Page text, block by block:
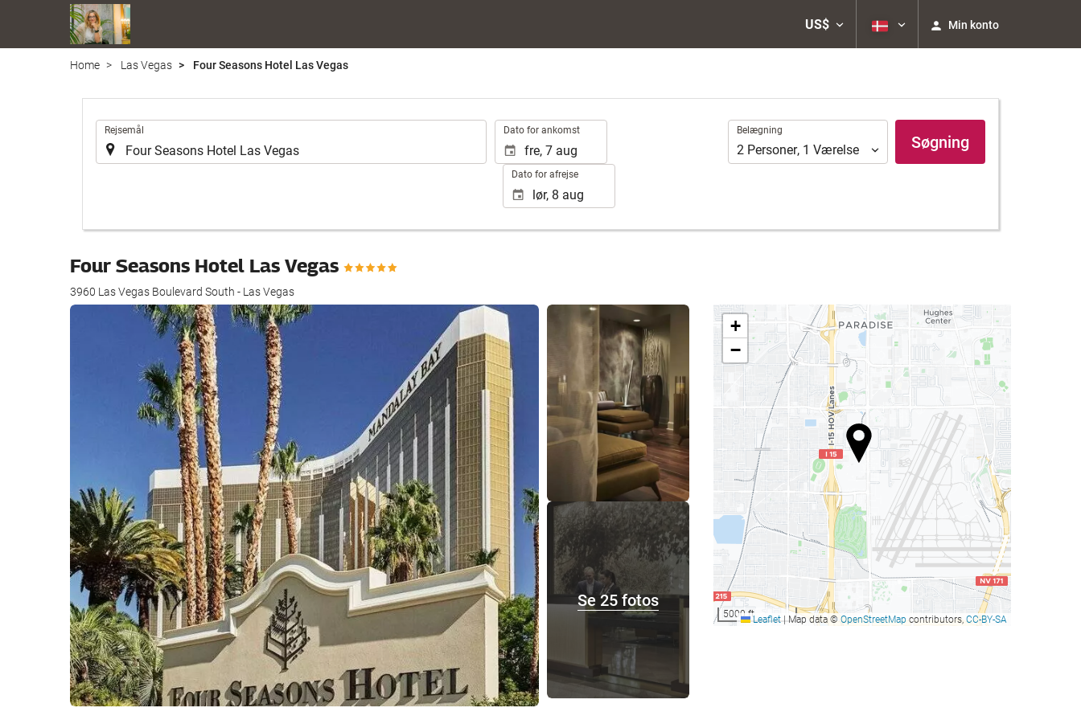
US$ Min konto
Home Las Vegas Four Seasons Hotel Las Vegas
Rejsemål Dato for ankomst
Dato for afrejse
Belægning
Belægning
2 Personer, 1 Værelse Søgning
Four Seasons Hotel Las Vegas
3960 Las Vegas Boulevard South - Las Vegas
Se 25 fotos
Se 25 fotos
+
−
5000 ftLeaflet |Map data © OpenStreetMap contributors, CC-BY-SA